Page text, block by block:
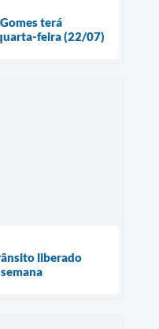
terá
feira (22/07)
liberado